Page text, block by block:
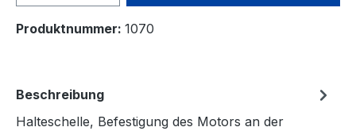
Produktnummer: 1070
Beschreibung
Halteschelle, Befestigung des Motors an der